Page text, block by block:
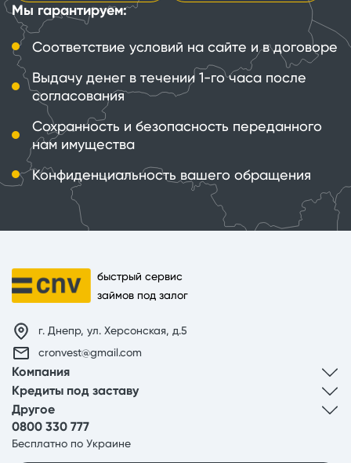
Мы гарантируем:
Соответствие условий на сайте и в договоре
Выдачу денег в течении 1-го часа после
согласования
Сохранность и безопасность переданного
нам имущества
Конфиденциальность вашего обращения
быстрый сервис
займов под залог
г. Днепр, ул. Херсонская, д.5
cronvest@gmail.com
Компания
Кредиты под заставу
Другое
0800 330 777
Бесплатно по Украине